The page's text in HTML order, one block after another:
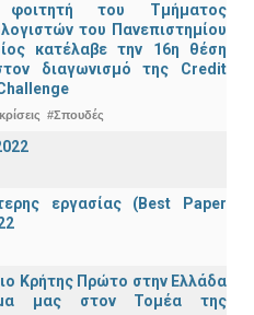
φοιτητή του Τμήματος
του Πανεπιστημίου
κατέλαβε την 16η θέση
διαγωνισμό της Credit
#Σπουδές
εργασίας (Best Paper
Κρήτης Πρώτο στην Ελλάδα
μας στον Τομέα της